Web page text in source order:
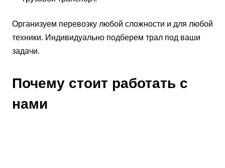
Организуем перевозку любой сложности и для любой
техники. Индивидуально подберем трал под ваши
задачи.
Почему стоит работать с
нами